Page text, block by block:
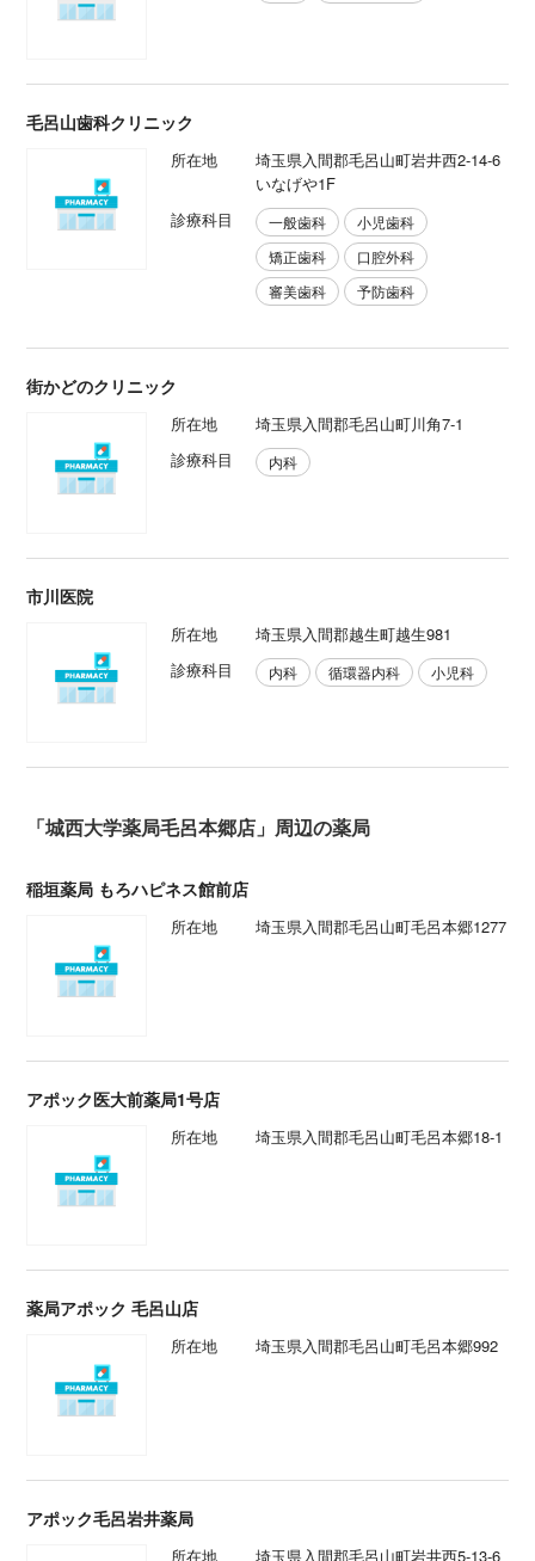
毛呂山歯科クリニック
所在地
埼玉県入間郡毛呂山町岩井西2-14-6
いなげや1F
診療科目
一般歯科
小児歯科
矯正歯科
口腔外科
審美歯科
予防歯科
街かどのクリニック
所在地
埼玉県入間郡毛呂山町川角7-1
診療科目
内科
市川医院
所在地
埼玉県入間郡越生町越生981
診療科目
内科 循環器内科 小児科
「城西大学薬局毛呂本郷店」周辺の薬局
稲垣薬局 もろハピネス館前店
所在地 埼玉県入間郡毛呂山町毛呂本郷1277
アポック医大前薬局1号店
所在地 埼玉県入間郡毛呂山町毛呂本郷18-1
薬局アポック 毛呂山店
所在地 埼玉県入間郡毛呂山町毛呂本郷992
アポック毛呂岩井薬局
所在地 埼玉県入間郡毛呂山町岩井西5-13-6